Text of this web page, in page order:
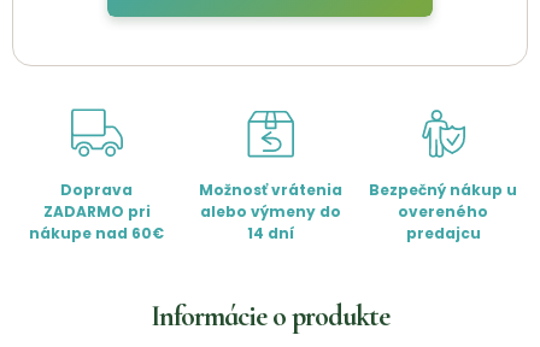
Doprava
ZADARMO pri
nákupe nad 60€
Možnosť vrátenia
alebo výmeny do
14 dní
Bezpečný nákup u
overeného
predajcu
Informácie o produkte